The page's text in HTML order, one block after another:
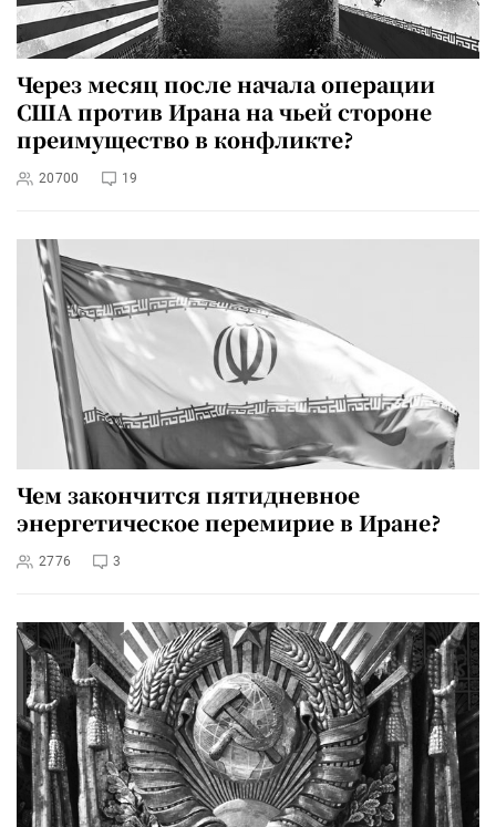
Через месяц после начала операции
США против Ирана на чьей стороне
преимущество в конфликте?
20700 19
Чем закончится пятидневное
энергетическое перемирие в Иране?
2776 3